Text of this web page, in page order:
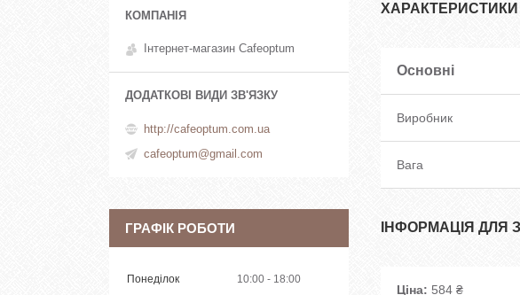
ХАРАКТЕРИСТИКИ
Основні
Виробник
Вага
ІНФОРМАЦІЯ ДЛЯ
Ціна: 584 ₴
Інтернет-магазин Cafeoptum
http://cafeoptum.com.ua
cafeoptum@gmail.com
ГРАФІК РОБОТИ
Понеділок 10:00 18:00